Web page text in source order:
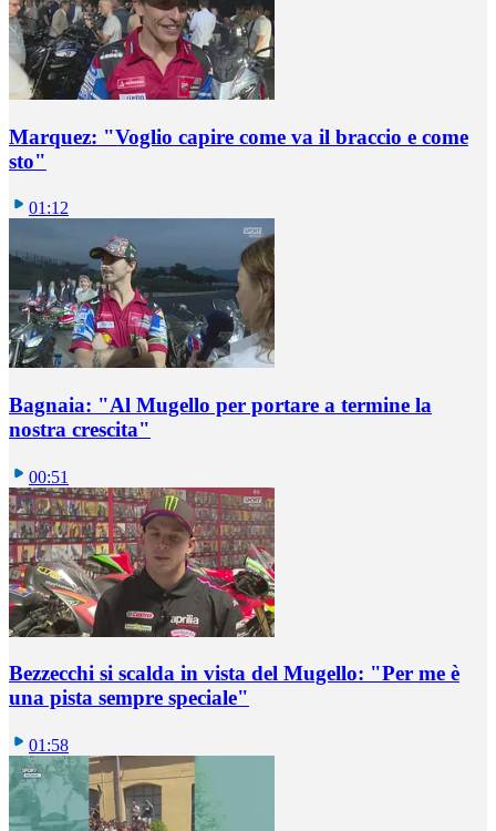
Marquez: "Voglio capire come va il braccio e come
sto"
01:12
Bagnaia: "Al Mugello per portare a termine la
nostra crescita"
00:51
Bezzecchi si scalda in vista del Mugello: "Per me è
una pista sempre speciale"
01:58